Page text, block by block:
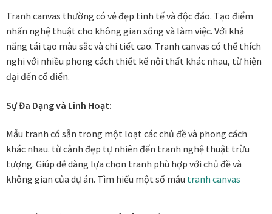
Hoa Xuân – Tranh sơn mài hoa
Kim Mã – Tranh sơn mài dát vàng
Reflections by the River
Tranh canvas thường có vẻ đẹp tinh tế và độc đáo. Tạo điểm
nhấn nghệ thuật cho không gian sống và làm việc. Với khả
năng tái tạo màu sắc và chi tiết cao. Tranh canvas có thể thích
nghi với nhiều phong cách thiết kế nội thất khác nhau, từ hiện
đại đến cổ điển.
Sự Đa Dạng và Linh Hoạt:
Mẫu tranh có sẵn trong một loạt các chủ đề và phong cách
khác nhau. từ cảnh đẹp tự nhiên đến tranh nghệ thuật trừu
tượng. Giúp dễ dàng lựa chọn tranh phù hợp với chủ đề và
không gian của dự án. Tìm hiểu một số mẫu tranh canvas